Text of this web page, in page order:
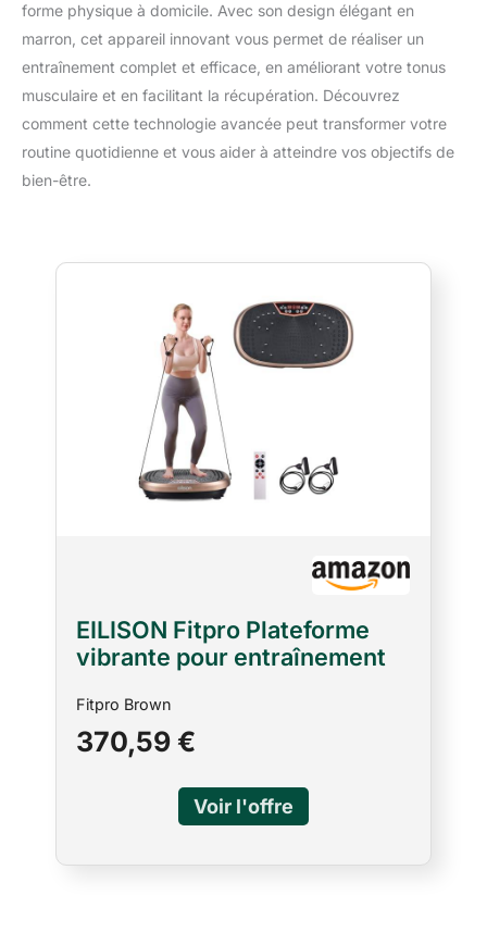
forme physique à domicile. Avec son design élégant en
marron, cet appareil innovant vous permet de réaliser un
entraînement complet et efficace, en améliorant votre tonus
musculaire et en facilitant la récupération. Découvrez
comment cette technologie avancée peut transformer votre
routine quotidienne et vous aider à atteindre vos objectifs de
bien-être.
EILISON Fitpro Plateforme
vibrante pour entraînement
Fitpro Brown
370,59 €